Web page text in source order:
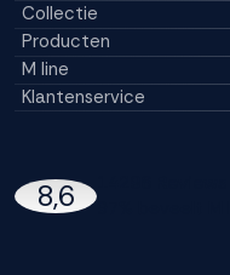
Collectie
Producten
M line
Klantenservice
8,6